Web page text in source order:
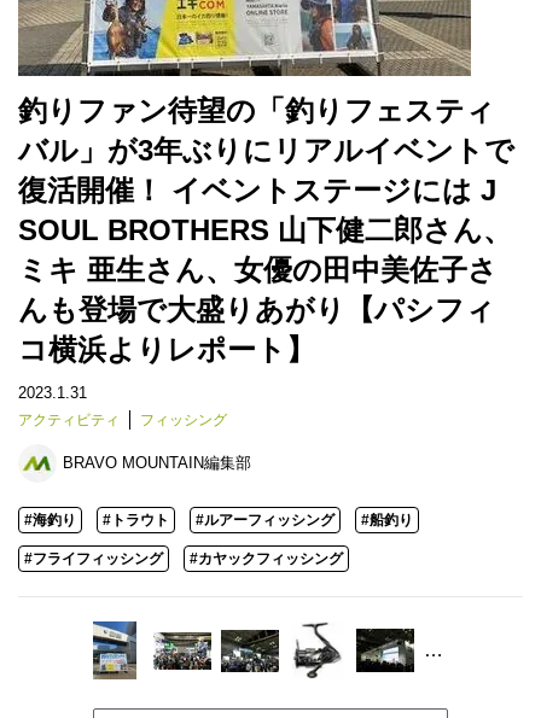
釣りファン待望の「釣りフェスティ
バル」が3年ぶりにリアルイベントで
復活開催！ イベントステージには J
SOUL BROTHERS 山下健二郎さん、
ミキ 亜生さん、女優の田中美佐子さ
んも登場で大盛りあがり【パシフィ
コ横浜よりレポート】
2023.1.31
アクティビティ フィッシング
BRAVO MOUNTAIN編集部
#海釣り #トラウト #ルアーフィッシング #船釣り
#フライフィッシング #カヤックフィッシング
…